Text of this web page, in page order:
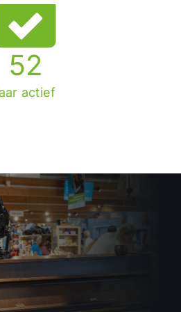
52
actief